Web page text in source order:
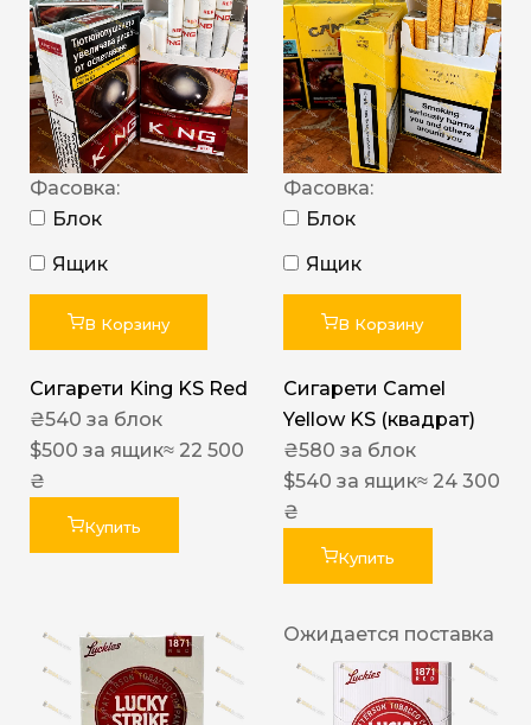
Фасовка:
Блок
Ящик
В Корзину
Сигарети King KS Red
₴540 за блок
$500 за ящик≈ 22 500
₴
Купить
Фасовка:
Блок
Ящик
В Корзину
Сигарети Camel
Yellow KS (квадрат)
₴580 за блок
$540 за ящик≈ 24 300
₴
Купить
Ожидается поставка